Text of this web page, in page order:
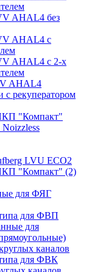
AHAL4 без
AHAL4 с
AHAL4 с 2-х
AHAL4
рекуператором
"Компакт"
LVU ECO2
"Компакт" (2)
для ФЯГ
для ФВП
для
каналов
для ФВК